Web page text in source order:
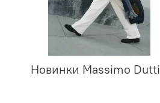
Новинки Massimo Dutti